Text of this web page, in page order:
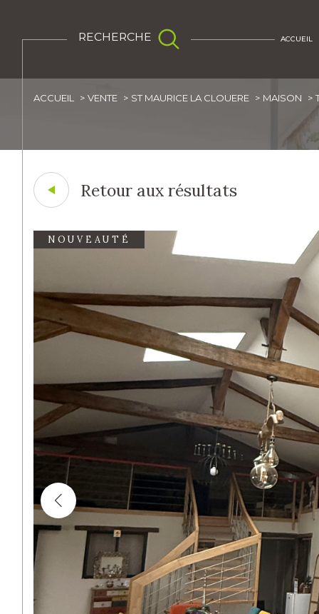
ACCUEIL
RECHERCHE
ACCUEIL VENTE ST MAURICE LA CLOUERE MAISON
Retour aux résultats
NOUVEAUTÉ